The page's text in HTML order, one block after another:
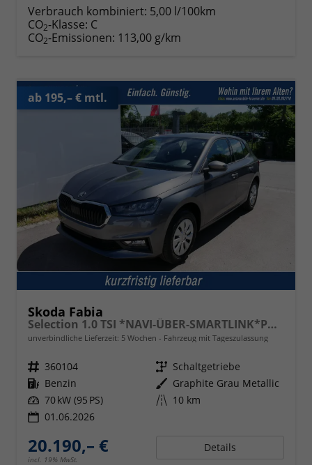
Verbrauch kombiniert: 5,00 l/100km
CO2-Klasse: C
CO2-Emissionen: 113,00 g/km
ab 195,– € mtl.
Skoda Fabia
Selection 1.0 TSI *NAVI-ÜBER-SMARTLINK*PDC-HI*LED*SHZ*KLIMA*RADIO
unverbindliche Lieferzeit: 5 Wochen Fahrzeug mit Tageszulassung
Fahrzeugnr. 360104 Getriebe Schaltgetriebe
Kraftstoff Benzin Außenfarbe Graphite Grau Metallic
Leistung 70 kW (95 PS) Kilometerstand 10 km
01.06.2026
20.190,– €
incl. 19% MwSt.
Details